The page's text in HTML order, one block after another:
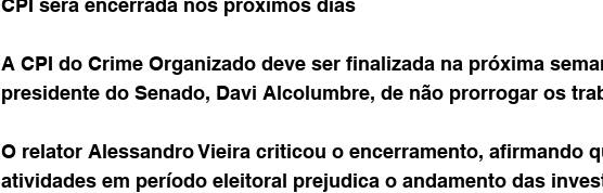
CPI será encerrada nos próximos dias
A CPI do Crime Organizado deve ser finalizada na próxima
presidente do Senado, Davi Alcolumbre, de não prorrogar os
O relator Alessandro Vieira criticou o encerramento, afirmando
atividades em período eleitoral prejudica o andamento das